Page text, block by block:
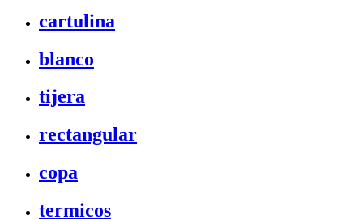
cartulina
blanco
tijera
rectangular
copa
termicos